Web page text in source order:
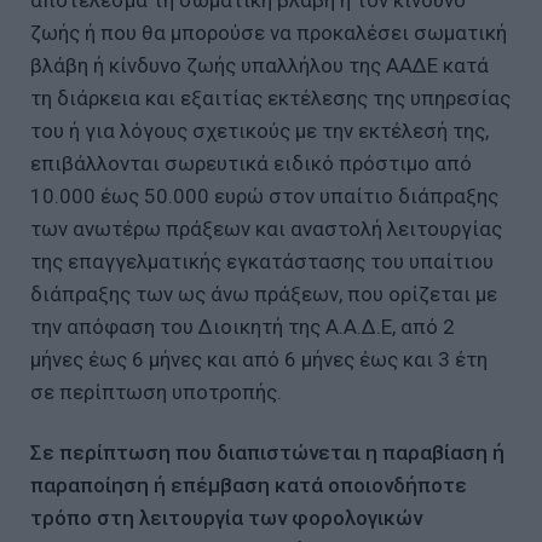
ζωής ή που θα μπορούσε να προκαλέσει σωματική
βλάβη ή κίνδυνο ζωής υπαλλήλου της ΑΑΔΕ κατά
τη διάρκεια και εξαιτίας εκτέλεσης της υπηρεσίας
του ή για λόγους σχετικούς με την εκτέλεσή της,
επιβάλλονται σωρευτικά ειδικό πρόστιμο από
10.000 έως 50.000 ευρώ στον υπαίτιο διάπραξης
των ανωτέρω πράξεων και αναστολή λειτουργίας
της επαγγελματικής εγκατάστασης του υπαίτιου
διάπραξης των ως άνω πράξεων, που ορίζεται με
την απόφαση του Διοικητή της Α.Α.Δ.Ε, από 2
μήνες έως 6 μήνες και από 6 μήνες έως και 3 έτη
σε περίπτωση υποτροπής.
Σε περίπτωση που διαπιστώνεται η παραβίαση ή
παραποίηση ή επέμβαση κατά οποιονδήποτε
τρόπο στη λειτουργία των φορολογικών